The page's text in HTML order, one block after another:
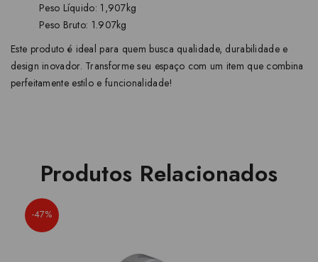
Peso Líquido: 1,907kg
Peso Bruto: 1.907kg
Este produto é ideal para quem busca qualidade, durabilidade e
design inovador. Transforme seu espaço com um item que combina
perfeitamente estilo e funcionalidade!
Produtos Relacionados
-47%